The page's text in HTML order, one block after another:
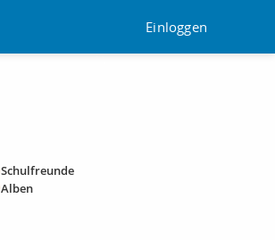
Einloggen
Schulfreunde
Alben